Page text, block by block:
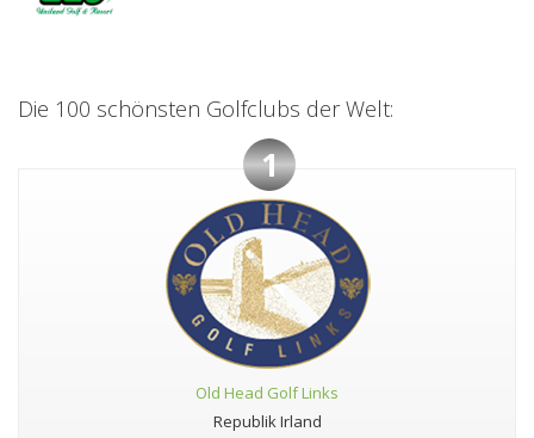
Die 100 schönsten Golfclubs der Welt:
1
Old Head Golf Links
Republik Irland